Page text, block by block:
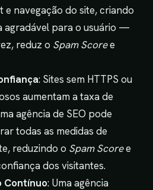
e navegação do site, criando
agradável para o usuário —
reduz o Spam Scoree
: Sites sem HTTPS ou
aumentam a taxa de
agência de SEO pode
todas as medidas de
reduzindo o Spam Scoree
dos visitantes.
Contínuo: Uma agência